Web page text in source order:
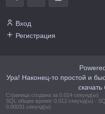
Вход
Регистрация
Ура! Наконец-то простой и
скачать
Страница создана за 0.024 секунд(ы)
SQL общее время: 0.012 секунд(ы) -
0.00031 секунд(ы)